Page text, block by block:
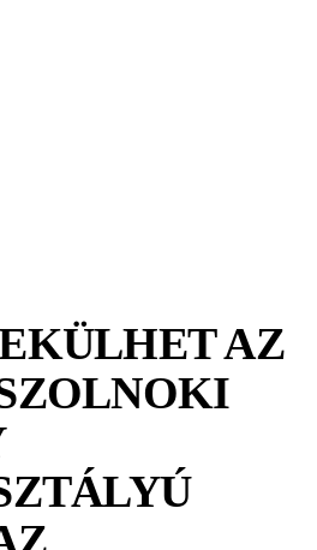
AZ